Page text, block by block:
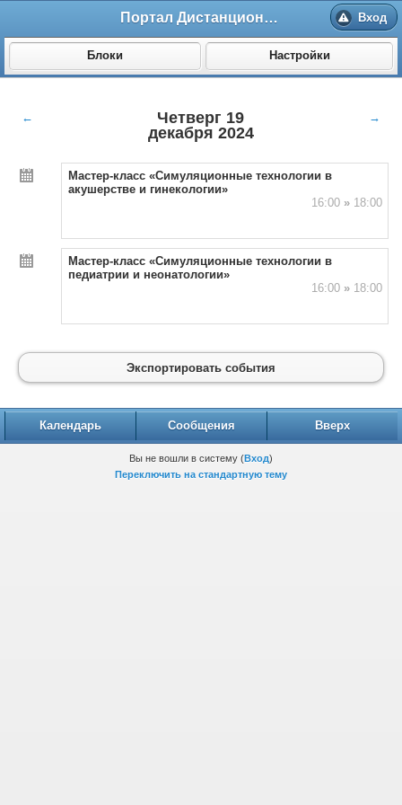
Портал Дистанционного обучения ВолгГМУ Вход
Блоки Настройки
←
Четверг 19
декабря 2024
→
Мастер-класс «Симуляционные технологии в
акушерстве и гинекологии»
16:00 »18:00
Мастер-класс «Симуляционные технологии в
педиатрии и неонатологии»
16:00 »18:00
Экспортировать события
Календарь Сообщения Вверх
Вы не вошли в систему (Вход)
Переключить на стандартную тему